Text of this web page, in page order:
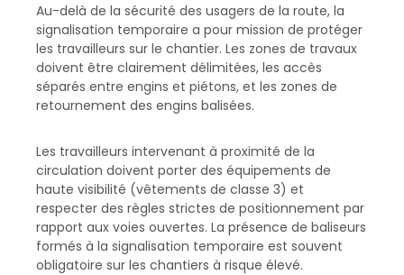
Au-delà de la sécurité des usagers de la route, la
signalisation temporaire a pour mission de protéger
les travailleurs sur le chantier. Les zones de travaux
doivent être clairement délimitées, les accès
séparés entre engins et piétons, et les zones de
retournement des engins balisées.
Les travailleurs intervenant à proximité de la
circulation doivent porter des équipements de
haute visibilité (vêtements de classe 3) et
respecter des règles strictes de positionnement par
rapport aux voies ouvertes. La présence de baliseurs
formés à la signalisation temporaire est souvent
obligatoire sur les chantiers à risque élevé.